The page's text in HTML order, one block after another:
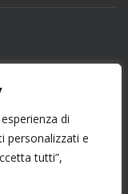
di
personalizzati e
tutti”,